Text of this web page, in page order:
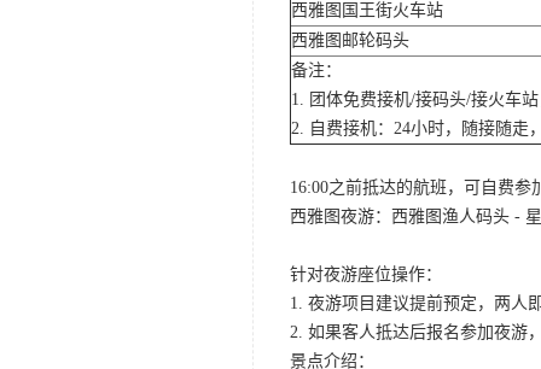
西雅图国王街火车站
西雅图邮轮码头
备注：
1. 团体免费接机/接码头/接火车
2. 自费接机：24小时，随接随走
16:00之前抵达的航班，可自费参
西雅图夜游：西雅图渔人码头 -
针对夜游座位操作：
1. 夜游项目建议提前预定，两人
2. 如果客人抵达后报名参加夜游
景点介绍：